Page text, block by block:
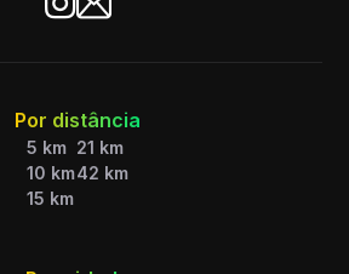
Por distância
5 km
10 km
15 km
21 km
42 km